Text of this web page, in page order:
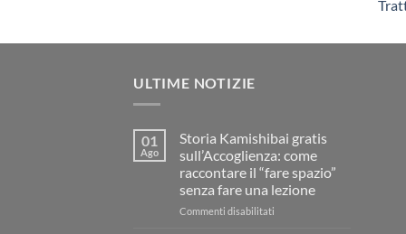
ULTIME NOTIZIE
01
Ago
Storia Kamishibai gratis
sull’Accoglienza: come
raccontare il “fare spazio”
senza fare una lezione
Commenti disabilitati